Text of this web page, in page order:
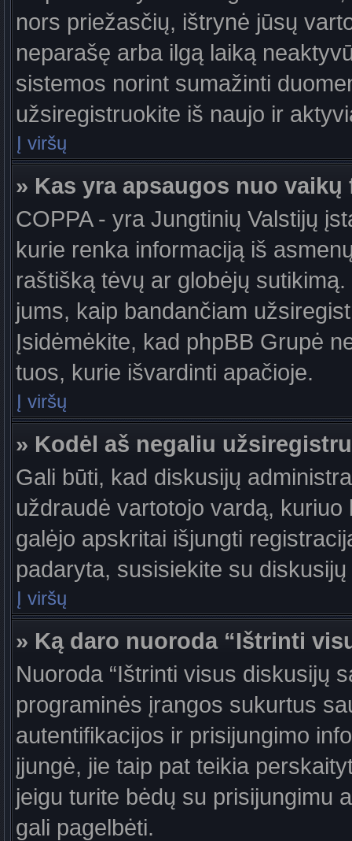
nors priežasčių, ištrynė jūsų
neparašę arba ilgą laiką
sistemos norint sumažinti
užsiregistruokite iš naujo ir
Į viršų
» Kas yra apsaugos nuo vaikų
COPPA - yra Jungtinių Valstijų
kurie renka informaciją iš
raštišką tėvų ar globėjų
jums, kaip bandančiam
Įsidėmėkite, kad phpBB Grupė
tuos, kurie išvardinti apačioje.
Į viršų
» Kodėl aš negaliu
Gali būti, kad diskusijų
uždraudė vartotojo vardą,
galėjo apskritai išjungti
padaryta, susisiekite su
Į viršų
» Ką daro nuoroda “Ištrinti
Nuoroda “Ištrinti visus diskusijų
programinės įrangos sukurtus
autentifikacijos ir prisijungimo
įjungė, jie taip pat teikia
jeigu turite bėdų su prisijungimu
gali pagelbėti.